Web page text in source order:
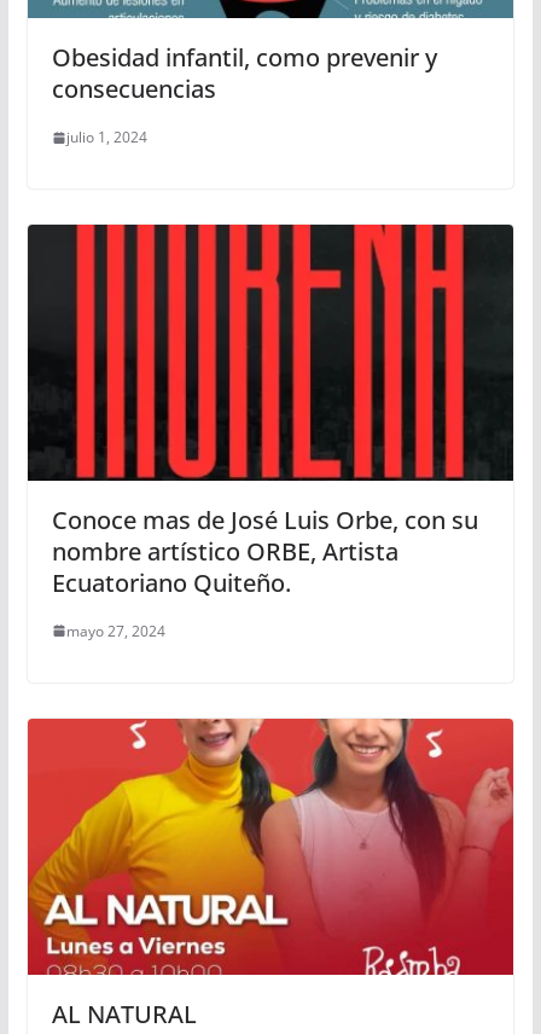
Obesidad infantil, como prevenir y
consecuencias
julio 1, 2024
Conoce mas de José Luis Orbe, con su
nombre artístico ORBE, Artista
Ecuatoriano Quiteño.
mayo 27, 2024
AL NATURAL